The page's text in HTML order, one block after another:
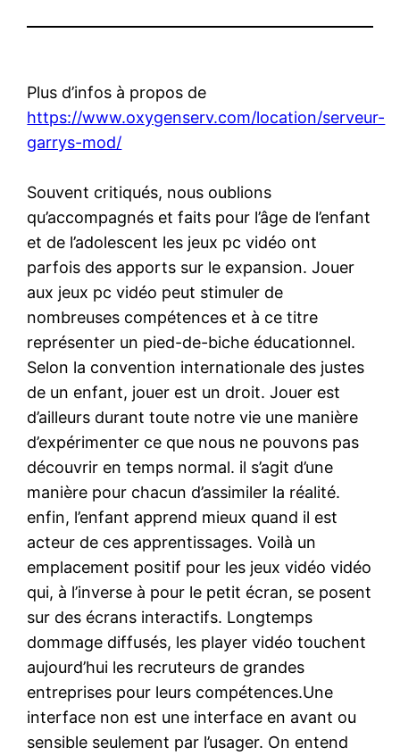
Plus d’infos à propos de
https://www.oxygenserv.com/location/serveur-
garrys-mod/
Souvent critiqués, nous oublions
qu’accompagnés et faits pour l’âge de l’enfant
et de l’adolescent les jeux pc vidéo ont
parfois des apports sur le expansion. Jouer
aux jeux pc vidéo peut stimuler de
nombreuses compétences et à ce titre
représenter un pied-de-biche éducationnel.
Selon la convention internationale des justes
de un enfant, jouer est un droit. Jouer est
d’ailleurs durant toute notre vie une manière
d’expérimenter ce que nous ne pouvons pas
découvrir en temps normal. il s’agit d’une
manière pour chacun d’assimiler la réalité.
enfin, l’enfant apprend mieux quand il est
acteur de ces apprentissages. Voilà un
emplacement positif pour les jeux vidéo vidéo
qui, à l’inverse à pour le petit écran, se posent
sur des écrans interactifs. Longtemps
dommage diffusés, les player vidéo touchent
aujourd’hui les recruteurs de grandes
entreprises pour leurs compétences.Une
interface non est une interface en avant ou
sensible seulement par l’usager. On entend